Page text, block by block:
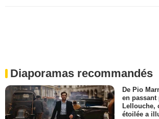
Diaporamas recommandés
De Pio
en passant
Lellouche,
étoilée a